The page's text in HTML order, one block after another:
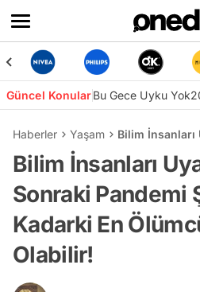
Güncel KonularBu Gece Uyku Yok
Haberler Yaşam Bilim
Bilim İnsanları
Sonraki Pandemi
Kadarki En
Olabilir!